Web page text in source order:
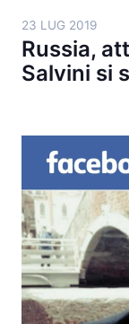
23 LUG 2019
Russia,
Salvini si